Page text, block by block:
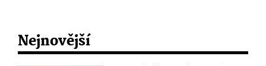
Nejnovější